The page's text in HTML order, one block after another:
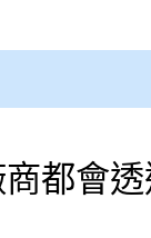
都會